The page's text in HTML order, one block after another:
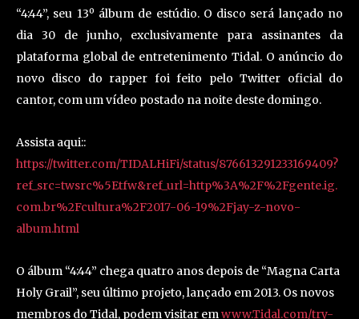
“4:44”, seu 13º álbum de estúdio. O disco será lançado no
dia 30 de junho, exclusivamente para assinantes da
plataforma global de entretenimento Tidal. O anúncio do
novo disco do rapper foi feito pelo Twitter oficial do
cantor, com um vídeo postado na noite deste domingo.
Assista aqui::
https://twitter.com/TIDALHiFi/status/876613291233169409?
ref_src=twsrc%5Etfw&ref_url=http%3A%2F%2Fgente.ig.
com.br%2Fcultura%2F2017-06-19%2Fjay-z-novo-
album.html
O álbum “4:44” chega quatro anos depois de “Magna Carta
Holy Grail”, seu último projeto, lançado em 2013. Os novos
membros do Tidal, podem visitar emwww.Tidal.com/try-